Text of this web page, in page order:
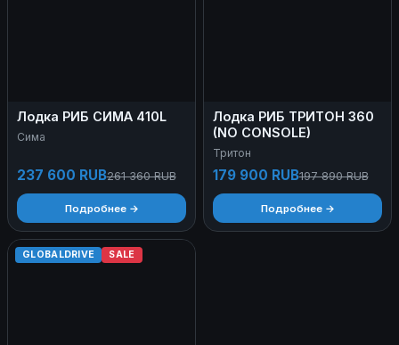
Лодка РИБ СИМА 410L
Сима
237 600 RUB261 360 RUB
Подробнее →
Лодка РИБ ТРИТОН 360
(NO CONSOLE)
Тритон
179 900 RUB197 890 RUB
Подробнее →
GLOBALDRIVE SALE